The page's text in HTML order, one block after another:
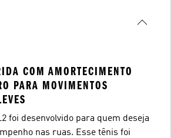
COM AMORTECIMENTO
PARA MOVIMENTOS
foi desenvolvido para quem deseja
nas ruas. Esse tênis foi